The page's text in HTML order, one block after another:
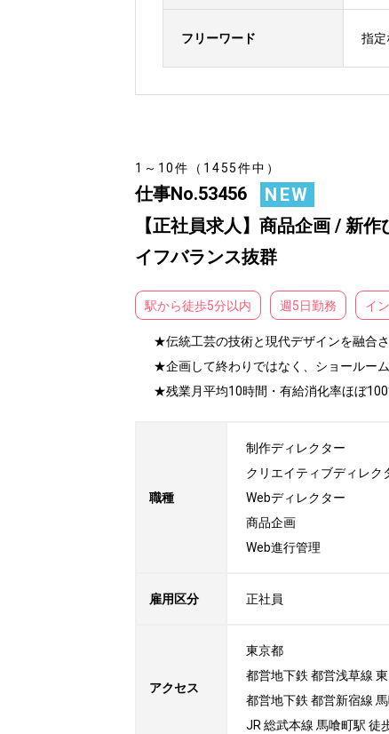
フリーワード 指定
1～10件（1455件中）
仕事No.53456
NEW
【正社員求人】商品企画 / 新
イフバランス抜群
駅から徒歩5分以内 週5日勤務 イ
★伝統工芸の技術と現代デザインを融合
★企画して終わりではなく、ショールー
★残業月平均10時間・有給消化率ほぼ
職種
制作ディレクター
クリエイティブディレク
Webディレクター
商品企画
Web進行管理
雇用区分 正社員
アクセス
東京都
都営地下鉄 都営浅草線
都営地下鉄 都営新宿線
JR 総武本線 馬喰町駅 徒